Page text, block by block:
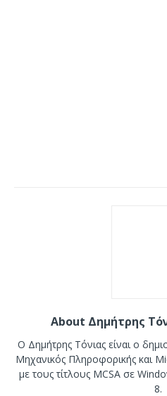
About Δημήτρης
Ο Δημήτρης Τόνιας είναι ο
Μηχανικός Πληροφορικής και
με τους τίτλους MCSA σε
8.